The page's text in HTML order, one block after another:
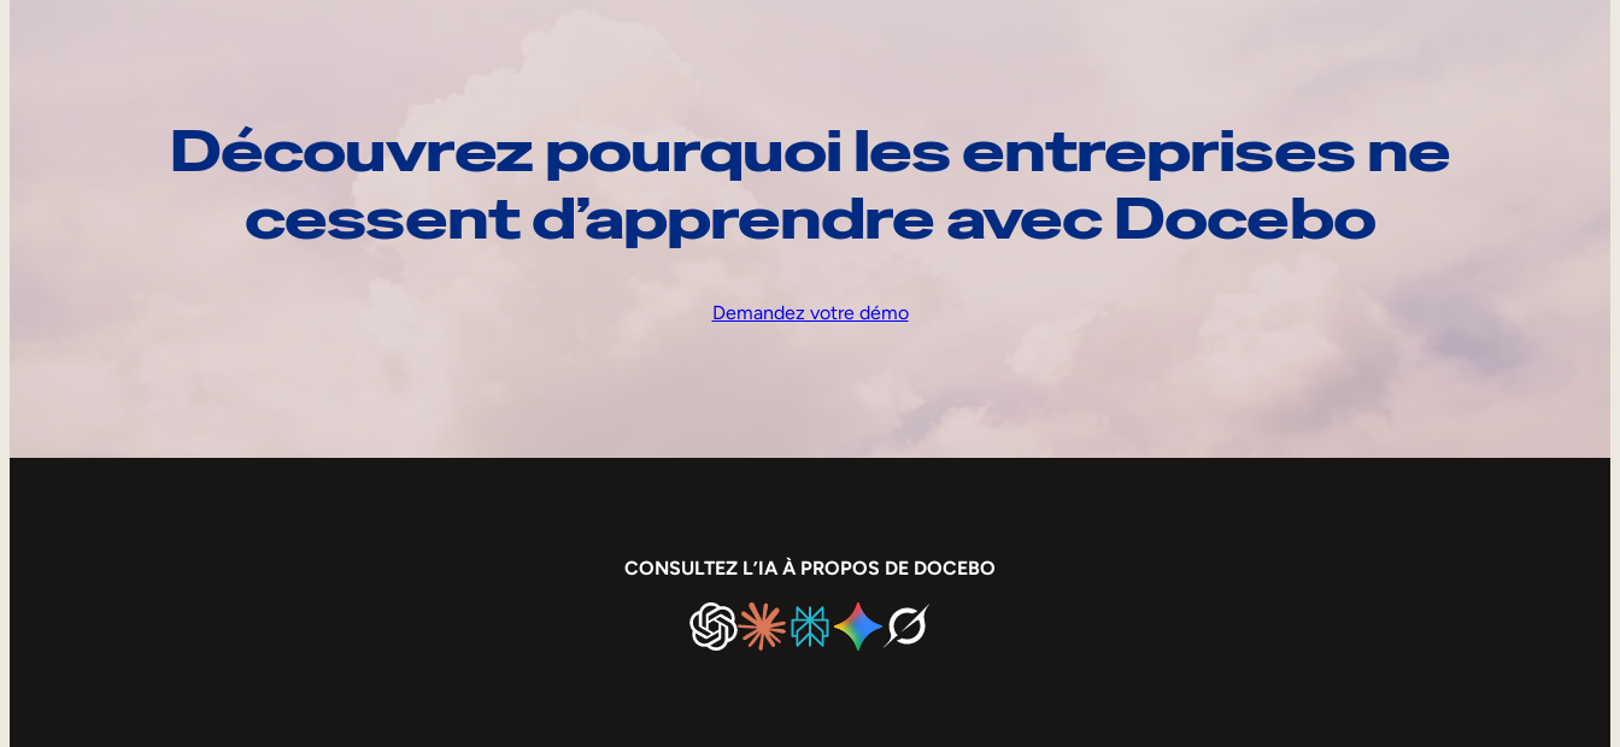
Découvrez pourquoi les entreprises ne
cessent d’apprendre avec Docebo
Demandez votre démo
CONSULTEZ L’IA À PROPOS DE DOCEBO